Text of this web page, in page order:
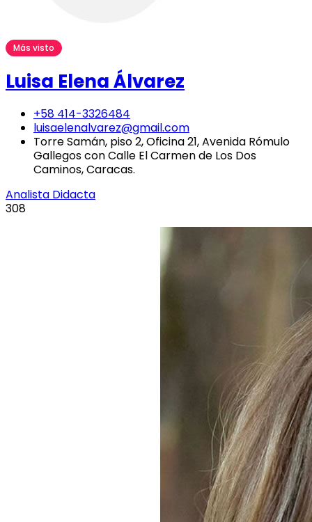
Más visto
Luisa Elena Álvarez
+58 414-3326484
luisaelenalvarez@gmail.com
Torre Samán, piso 2, Oficina 21, Avenida Rómulo
Gallegos con Calle El Carmen de Los Dos
Caminos, Caracas.
Analista Didacta
308